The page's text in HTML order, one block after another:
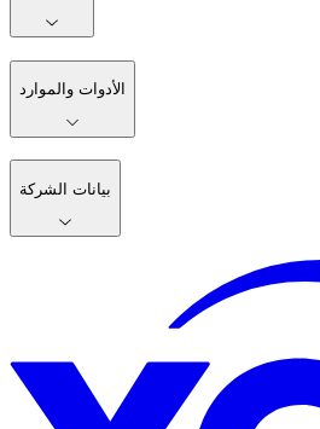
الأدوات والموارد
بيانات الشركة